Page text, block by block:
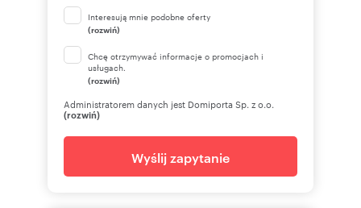
Interesują mnie podobne oferty
(rozwiń)
Chcę otrzymywać informacje o promocjach i
usługach.
(rozwiń)
Administratorem danych jest Domiporta Sp. z o.o.
(rozwiń)
Wyślij zapytanie